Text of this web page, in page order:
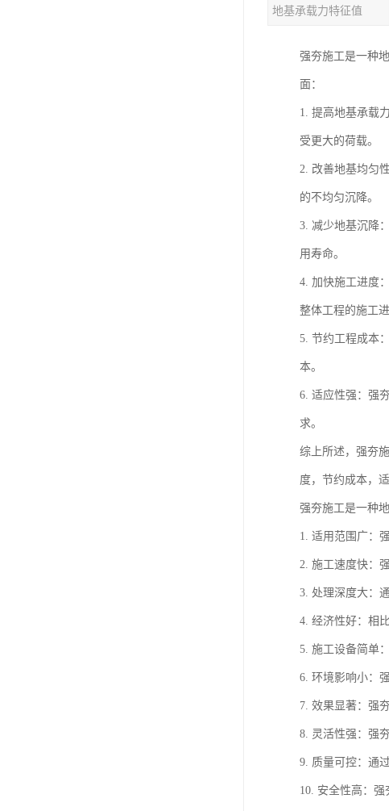
地基承载力特征值
强夯施工是一种
面：
1. 提高地基承载
受更大的荷载。
2. 改善地基均匀
的不均匀沉降。
3. 减少地基沉降
用寿命。
4. 加快施工进度
整体工程的施工进
5. 节约工程成本
本。
6. 适应性强：强
求。
综上所述，强夯
度，节约成本，
强夯施工是一种
1. 适用范围广：
2. 施工速度快：
3. 处理深度大：
4. 经济性好：相
5. 施工设备简单
6. 环境影响小：
7. 效果显著：强
8. 灵活性强：强
9. 质量可控：通
10. 安全性高：强